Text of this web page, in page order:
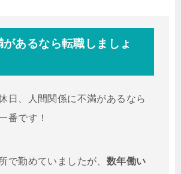
あるなら転職しましょ
日、人間関係に不満があるなら
番です！
で勤めていましたが、 数年働い